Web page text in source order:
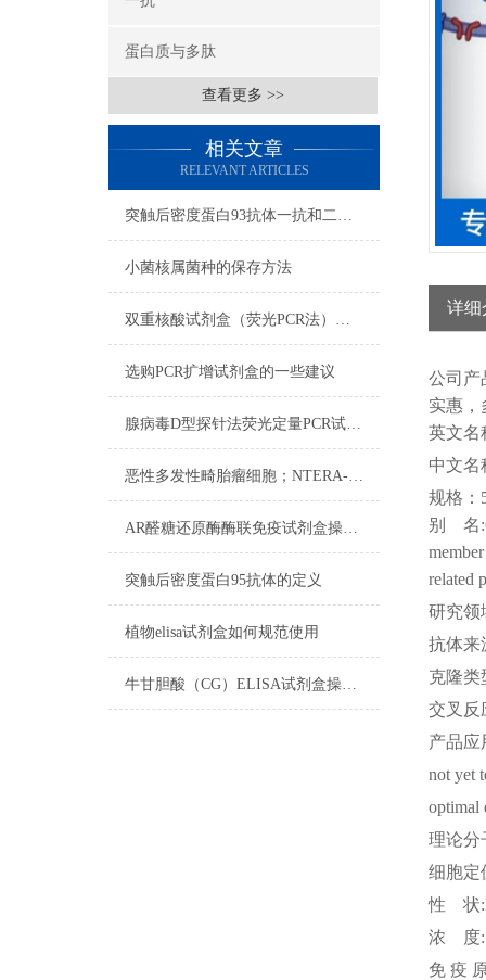
蛋白质与多肽
查看更多 >>
相关文章
RELEVANT ARTICLES
突触后密度蛋白93抗体一抗和二抗的区别
小菌核属菌种的保存方法
双重核酸试剂盒（荧光PCR法）检测程序
选购PCR扩增试剂盒的一些建议
腺病毒D型探针法荧光定量PCR试剂盒反应五要素
恶性多发性畸胎瘤细胞；NTERA-2操作流程
AR醛糖还原酶酶联免疫试剂盒操作步骤
突触后密度蛋白95抗体的定义
植物elisa试剂盒如何规范使用
牛甘胆酸（CG）ELISA试剂盒操作步骤
详细
公司 产
实惠，
英文名
中文名
规格：
别
名
related
研究领
抗体来
克隆类
交叉反
产品应
not yet
optimal
理论分
细胞定
性
状
浓
度
免 疫